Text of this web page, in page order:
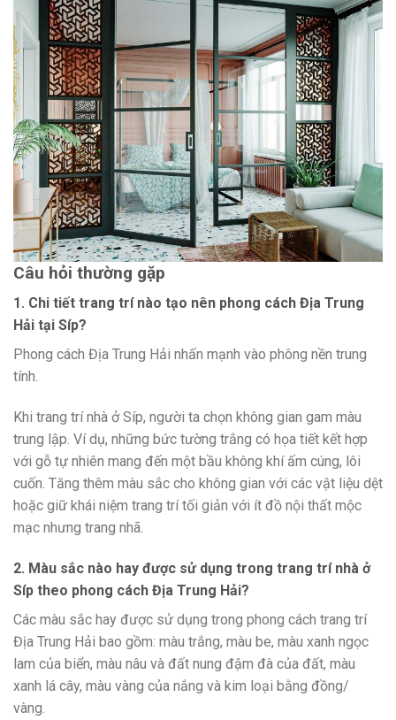
Câu hỏi thường gặp
1. Chi tiết trang trí nào tạo nên phong cách Địa Trung
Hải tại Síp?
Phong cách Địa Trung Hải nhấn mạnh vào phông nền trung
tính.
Khi trang trí nhà ở Síp, người ta chọn không gian gam màu
trung lập. Ví dụ, những bức tường trắng có họa tiết kết hợp
với gỗ tự nhiên mang đến một bầu không khí ấm cúng, lôi
cuốn. Tăng thêm màu sắc cho không gian với các vật liệu dệt
hoặc giữ khái niệm trang trí tối giản với ít đồ nội thất mộc
mạc nhưng trang nhã.
2. Màu sắc nào hay được sử dụng trong trang trí nhà ở
Síp theo phong cách Địa Trung Hải?
Các màu sắc hay được sử dụng trong phong cách trang trí
Địa Trung Hải bao gồm: màu trắng, màu be, màu xanh ngọc
lam của biển, màu nâu và đất nung đậm đà của đất, màu
xanh lá cây, màu vàng của nắng và kim loại bằng đồng/
vàng.